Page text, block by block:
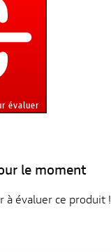
évaluer
le moment
à évaluer ce produit !